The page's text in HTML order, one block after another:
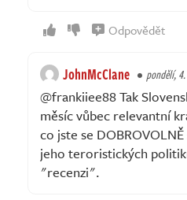
Odpovědět
JohnMcClane pondělí,
@frankiiee88 Tak
měsíc vůbec relevantní
co jste se
jeho teroristických
"recenzi".